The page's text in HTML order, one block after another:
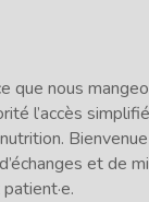
que nous
l’accès simplifié
et de